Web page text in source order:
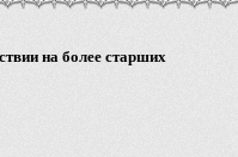
на более старших